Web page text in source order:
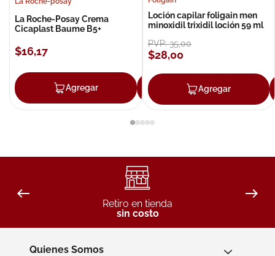
La Roche-Posay Crema
Cicaplast Baume B5+
$16,17
Agregar Agregar
Loción capilar foligain men
minoxidil trixidil loción 59 ml
PVP:35,00
$28,00
Agregar
Retiro en tienda
sin costo
Quienes Somos